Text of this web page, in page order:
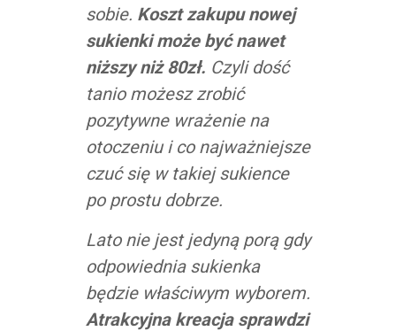
sobie. Koszt zakupu nowej
sukienki może być nawet
niższy niż 80zł. Czyli dość
tanio możesz zrobić
pozytywne wrażenie na
otoczeniu i co najważniejsze
czuć się w takiej sukience
po prostu dobrze.
Lato nie jest jedyną porą gdy
odpowiednia sukienka
będzie właściwym wyborem.
Atrakcyjna kreacja sprawdzi